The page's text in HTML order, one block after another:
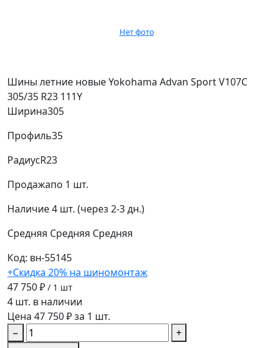
Нет фото
Шины летние новые Yokohama Advan Sport V107C
305/35 R23 111Y
Ширина305
Профиль35
РадиусR23
Продажапо 1 шт.
Наличие4 шт. (через 2-3 дн.)
Средняя Средняя Средняя
Код: вн-55145
+Скидка 20% на шиномонтаж
47 750 ₽ / 1 шт
4 шт. в наличии
Цена 47 750 ₽ за 1 шт.
−
+